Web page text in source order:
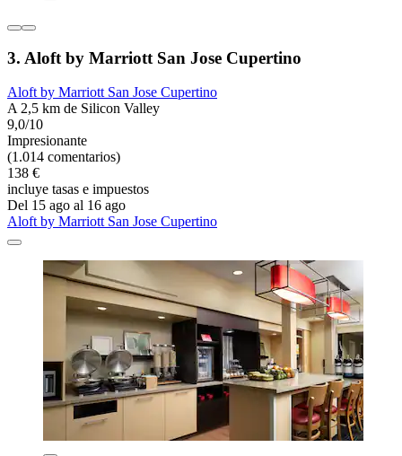
3. Aloft by Marriott San Jose Cupertino
Aloft by Marriott San Jose Cupertino
A 2,5 km de Silicon Valley
9,0/10
Impresionante
(1.014 comentarios)
138 €
incluye tasas e impuestos
Del 15 ago al 16 ago
Aloft by Marriott San Jose Cupertino